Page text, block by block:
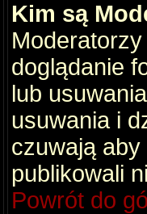
Kim są
doglądanie
lub
usuwania i
czuwają
publikowali
Powrót do